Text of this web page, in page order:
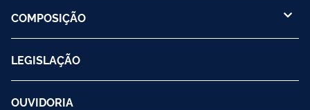
COMPOSIÇÃO
LEGISLAÇÃO
OUVIDORIA